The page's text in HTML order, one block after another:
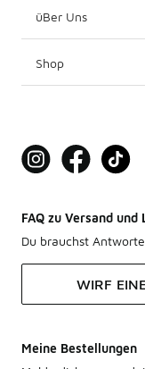
üBer Uns
Shop
FAQ zu Versand und
Du brauchst
WIRF
Meine Bestellungen